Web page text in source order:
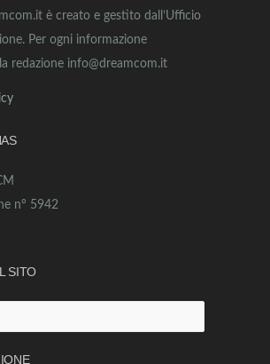
è creato e gestito dall’Ufficio
Per ogni informazione
redazione info@dreamcom.it
n° 5942
SITO